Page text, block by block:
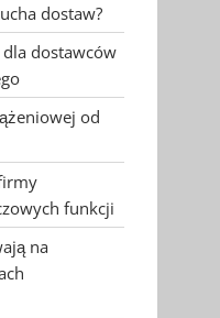
dostaw?
dostawców
od
funkcji
na